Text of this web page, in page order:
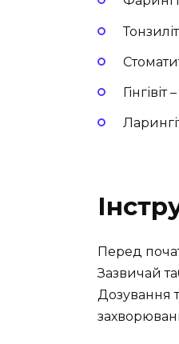
Перед
Зазвичай
Дозування